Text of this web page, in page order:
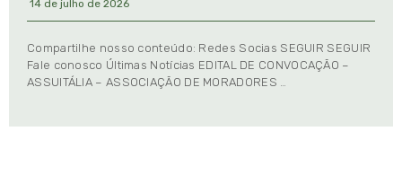
14 de julho de 2026
Compartilhe nosso conteúdo: Redes Socias SEGUIR SEGUIR
Fale conosco Últimas Notícias EDITAL DE CONVOCAÇÃO –
ASSUITÁLIA – ASSOCIAÇÃO DE MORADORES …